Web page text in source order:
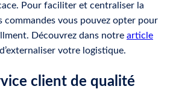
Pour faciliter et centraliser la
commandes vous pouvez opter pour
Découvrez dans notre article
votre logistique.
client de qualité